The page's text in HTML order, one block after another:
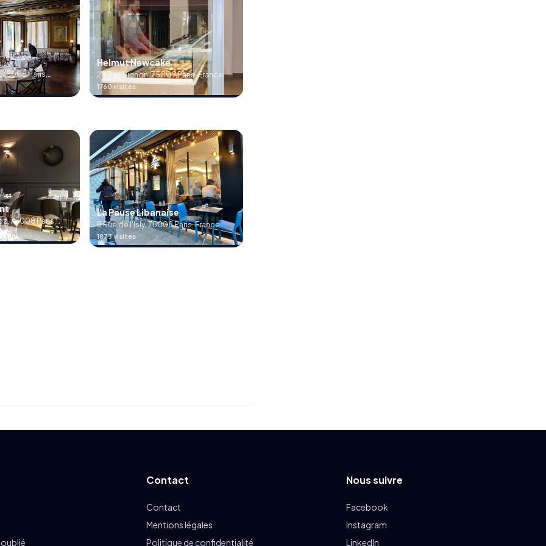
75008 Paris,
Helmut Newcake
28 Rue Vignon, 75009 Paris, France
1760 visites
75008 Paris,
La Pause Libanaise
8 Rue de l'Isly, 75008 Paris, France
1873 visites
Contact
Contact
Mentions légales
Politique de confidentialité
Nous suivre
Facebook
Instagram
LinkedIn